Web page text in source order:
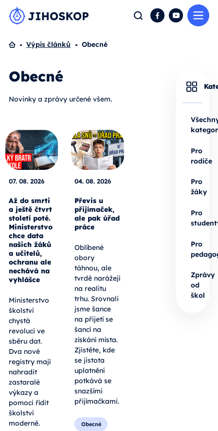
Hledat FacebookYouTube
Domů
Výpis článků Obecné
Obecné
Novinky a zprávy určené všem.
07. 08. 2026
Až do smrti
a ještě čtvrt
století poté.
Ministerstvo
chce data
našich žáků
a učitelů,
ochranu ale
nechává na
vyhlášce
Ministerstvo
školství
chystá
revoluci ve
sběru dat.
Dva nové
registry mají
nahradit
zastaralé
výkazy a
pomoci řídit
školství
moderně.
04. 08. 2026
Převis u
přijímaček,
ale pak úřad
práce
Oblíbené
obory
táhnou, ale
tvrdě narážejí
na realitu
trhu. Srovnali
jsme šance
na přijetí se
šancí na
získání místa.
Zjistěte, kde
se jistota
uplatnění
potkává se
snazšími
přijímačkami.
Obecné
Pro
rodiče
Pro
žáky
Pro
Pro
Zprávy
od
škol